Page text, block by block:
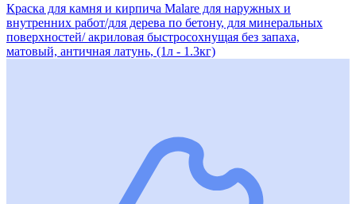
Краска для камня и кирпича Malare для наружных и
внутренних работ/для дерева по бетону, для минеральных
поверхностей/ акриловая быстросохнущая без запаха,
матовый, античная латунь, (1л - 1.3кг)